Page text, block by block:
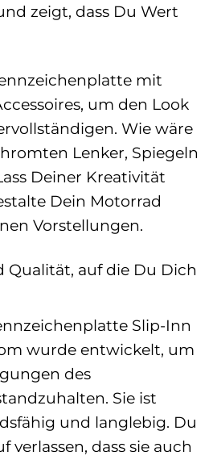
zeigt, dass Du Wert
mit
um den Look
Wie wäre
Lenker, Spiegeln
Deiner Kreativität
Dein Motorrad
Vorstellungen.
Qualität, auf die Du Dich
Slip-Inn
wurde entwickelt, um
des
Sie ist
und langlebig. Du
verlassen, dass sie auch